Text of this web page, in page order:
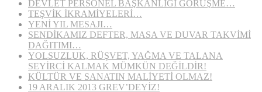
DEVLET PERSONEL BAŞKANLIĞI GÖRÜŞME…
TEŞVİK İKRAMİYELERİ…
YENİ YIL MESAJI…
SENDİKAMIZ DEFTER, MASA VE DUVAR TAKVİMİ
DAĞITIMI…
YOLSUZLUK, RÜŞVET, YAĞMA VE TALANA
SEYİRCİ KALMAK MÜMKÜN DEĞİLDİR!
KÜLTÜR VE SANATIN MALİYETİ OLMAZ!
19 ARALIK 2013 GREV’DEYİZ!